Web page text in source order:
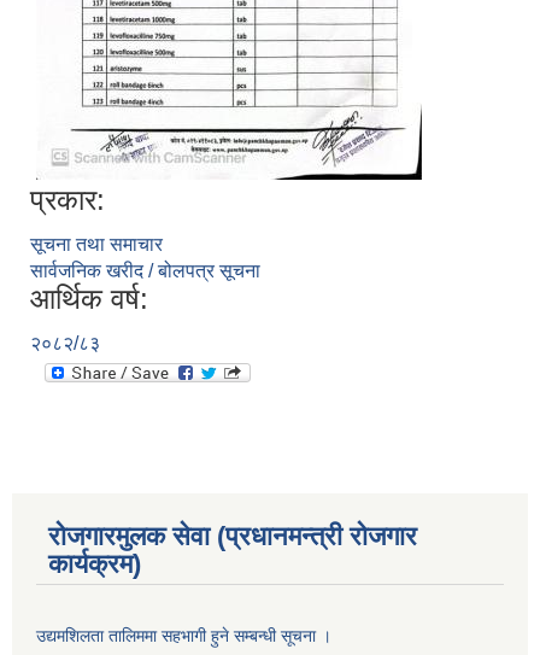
प्रकार:
सूचना तथा समाचार
सार्वजनिक खरीद / बोलपत्र सूचना
आर्थिक वर्ष:
२०८२/८३
रोजगारमुलक सेवा (प्रधानमन्त्री रोजगार
कार्यक्रम)
उद्यमशिलता तालिममा सहभागी हुने सम्बन्धी सूचना ।